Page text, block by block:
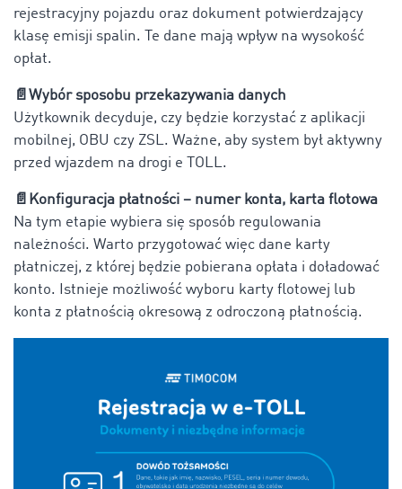
rejestracyjny pojazdu oraz dokument potwierdzający
klasę emisji spalin. Te dane mają wpływ na wysokość
opłat.
📄 Wybór sposobu przekazywania danych
Użytkownik decyduje, czy będzie korzystać z aplikacji
mobilnej, OBU czy ZSL. Ważne, aby system był aktywny
przed wjazdem na drogi e TOLL.
📄 Konfiguracja płatności – numer konta, karta flotowa
Na tym etapie wybiera się sposób regulowania
należności. Warto przygotować więc dane karty
płatniczej, z której będzie pobierana opłata i doładować
konto. Istnieje możliwość wyboru karty flotowej lub
konta z płatnością okresową z odroczoną płatnością.